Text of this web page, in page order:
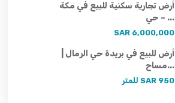
أرض تجارية سكنية للبيع في مكة
– حي ...
6,000,000 SAR
أرض للبيع في بريدة حي الرمال |
مساح...
950 SAR للمتر